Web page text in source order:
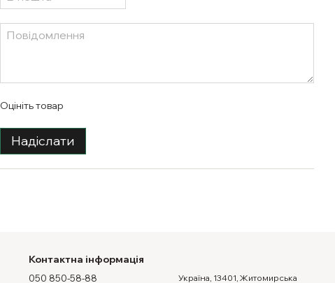
Оцініть товар
Надіслати
Контактна інформація
050 850-58-88 Україна, 13401, Житомирська